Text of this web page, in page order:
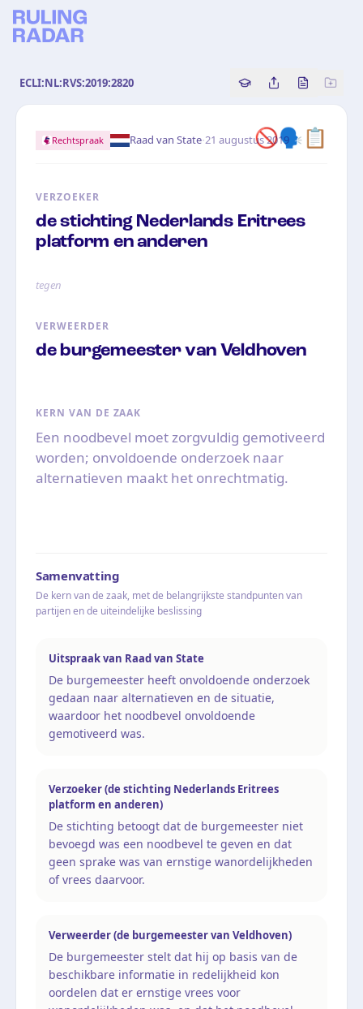
ECLI:NL:RVS:2019:2820 Copy source
Share this
Bekijk
🚫🗣️📋
Rechtspraak Raad van State·21 augustus 2019
VERZOEKER
de stichting Nederlands Eritrees
platform en anderen
tegen
VERWEERDER
de burgemeester van Veldhoven
KERN VAN DE ZAAK
Een noodbevel moet zorgvuldig gemotiveerd
worden; onvoldoende onderzoek naar
alternatieven maakt het onrechtmatig.
Samenvatting
De kern van de zaak, met de belangrijkste standpunten van
partijen en de uiteindelijke beslissing
Uitspraak van Raad van State
De burgemeester heeft onvoldoende onderzoek
gedaan naar alternatieven en de situatie,
waardoor het noodbevel onvoldoende
gemotiveerd was.
Verzoeker (de stichting Nederlands Eritrees
platform en anderen)
De stichting betoogt dat de burgemeester niet
bevoegd was een noodbevel te geven en dat
geen sprake was van ernstige wanordelijkheden
of vrees daarvoor.
Verweerder (de burgemeester van Veldhoven)
De burgemeester stelt dat hij op basis van de
beschikbare informatie in redelijkheid kon
oordelen dat er ernstige vrees voor